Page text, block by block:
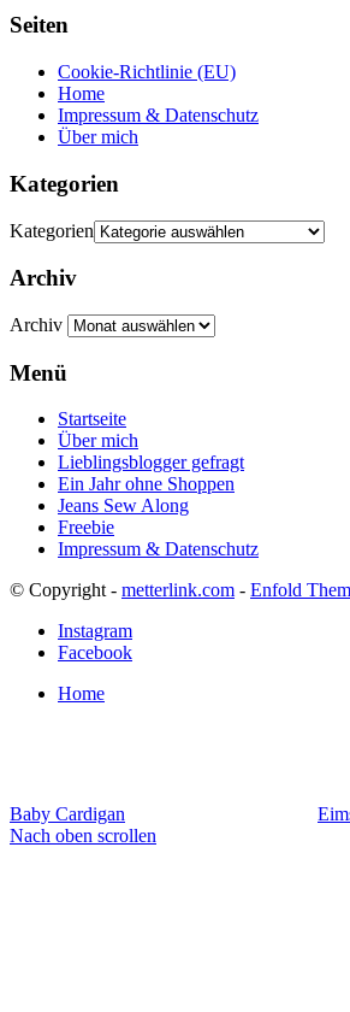
Seiten
Cookie-Richtlinie (EU)
Home
Impressum & Datenschutz
Über mich
Kategorien
Kategorien
Archiv
Archiv
Menü
Startseite
Über mich
Lieblingsblogger gefragt
Ein Jahr ohne Shoppen
Jeans Sew Along
Freebie
Impressum & Datenschutz
© Copyright - metterlink.com - Enfold
Instagram
Facebook
Home
Baby Cardigan
Nach oben scrollen